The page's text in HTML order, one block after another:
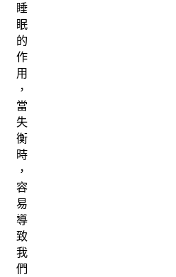
睡
眠
的
作
用
，
當
失
衡
時
，
容
易
導
致
我
們